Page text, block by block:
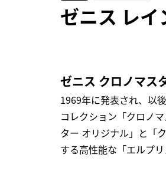
ゼニス レ
ゼニス クロノマス
1969年に発表され、以
コレクション「クロノ
ター オリジナル」と「
する高性能な「エルプ